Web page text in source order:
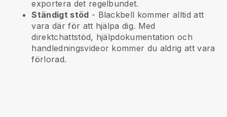
exportera det regelbundet.
Ständigt stöd - Blackbell kommer alltid att
vara där för att hjälpa dig. Med
direktchattstöd, hjälpdokumentation och
handledningsvideor kommer du aldrig att vara
förlorad.